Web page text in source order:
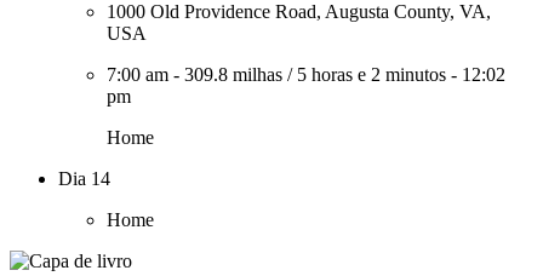
1000 Old Providence Road, Augusta County, VA,
USA
7:00 am - 309.8 milhas / 5 horas e 2 minutos - 12:02
pm
Home
Dia 14
Home